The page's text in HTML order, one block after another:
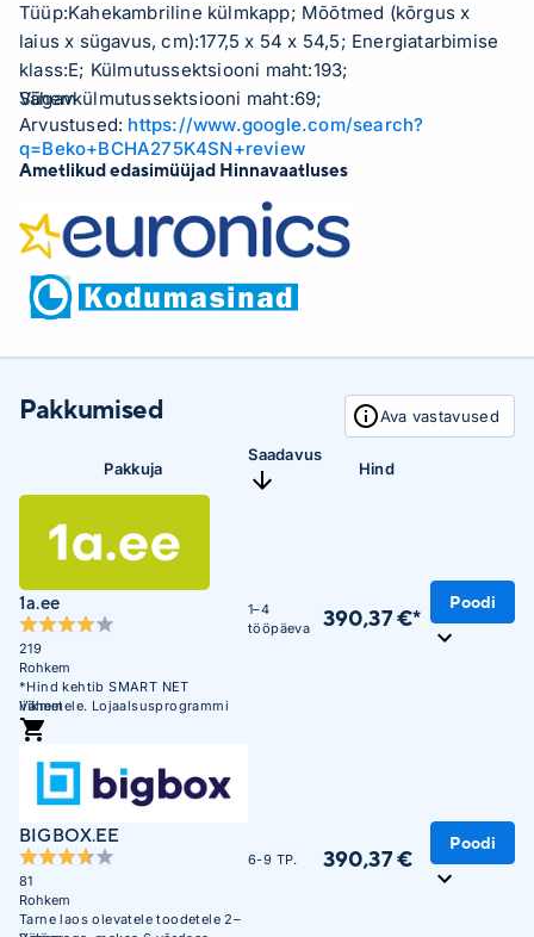
+3
Tüüp:Kahekambriline külmkapp; Mõõtmed (kõrgus x
laius x sügavus, cm):177,5 x 54 x 54,5; Energiatarbimise
klass:E; Külmutussektsiooni maht:193;
Sügavkülmutussektsiooni maht:69;
Sügavkülmutussektsioonid:3; No Frost (Frost
Free):sügavkülmikus NoFrost...
Vähem
Arvustused: https://www.google.com/search?
q=Beko+BCHA275K4SN+review
Ametlikud edasimüüjad Hinnavaatluses
Pakkumised Ava vastavused
Pakkuja
Saadavus
Hind
1a.ee
219
Rohkem
*Hind kehtib SMART NET
liikmetele. Lojaalsusprogrammi
mittekuuluvatele liikmetele on
hind 439,81 €
Vähem
1–4
tööpäeva
390,37 €*
Poodi
BIGBOX.EE
81
Rohkem
Tarne laos olevatele toodetele 2–
6-9 TP. 390,37 €
Poodi